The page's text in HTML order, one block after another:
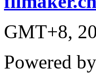
GMT+8,
Powered by